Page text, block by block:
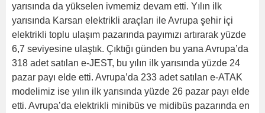
yarısında da yükselen ivmemiz devam etti. Yılın ilk
yarısında Karsan elektrikli araçları ile Avrupa şehir içi
elektrikli toplu ulaşım pazarında payımızı artırarak yüzde
6,7 seviyesine ulaştık. Çıktığı günden bu yana Avrupa’da
318 adet satılan e-JEST, bu yılın ilk yarısında yüzde 24
pazar payı elde etti. Avrupa’da 233 adet satılan e-ATAK
modelimiz ise yılın ilk yarısında yüzde 26 pazar payı elde
etti. Avrupa’da elektrikli minibüs ve midibüs pazarında en